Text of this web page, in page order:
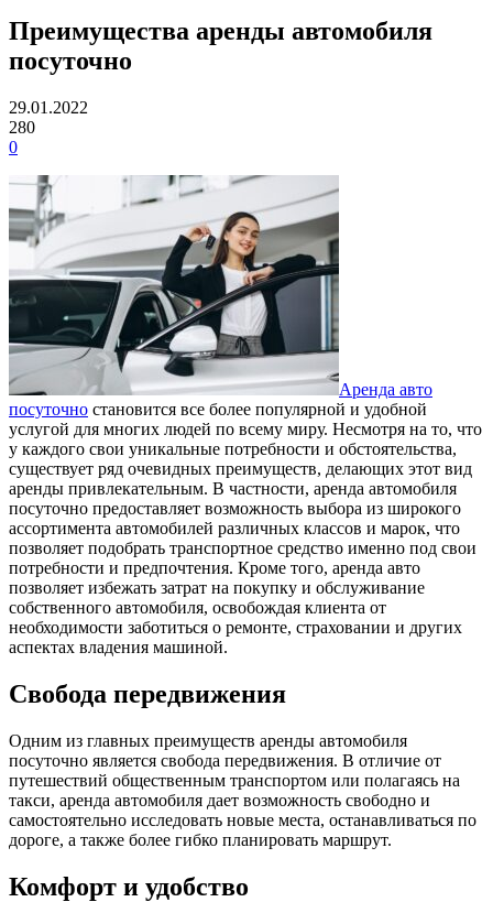
Преимущества аренды автомобиля
посуточно
29.01.2022
280
0
Аренда авто
посуточно становится все более популярной и удобной
услугой для многих людей по всему миру. Несмотря на то, что
у каждого свои уникальные потребности и обстоятельства,
существует ряд очевидных преимуществ, делающих этот вид
аренды привлекательным. В частности, аренда автомобиля
посуточно предоставляет возможность выбора из широкого
ассортимента автомобилей различных классов и марок, что
позволяет подобрать транспортное средство именно под свои
потребности и предпочтения. Кроме того, аренда авто
позволяет избежать затрат на покупку и обслуживание
собственного автомобиля, освобождая клиента от
необходимости заботиться о ремонте, страховании и других
аспектах владения машиной.
Свобода передвижения
Одним из главных преимуществ аренды автомобиля
посуточно является свобода передвижения. В отличие от
путешествий общественным транспортом или полагаясь на
такси, аренда автомобиля дает возможность свободно и
самостоятельно исследовать новые места, останавливаться по
дороге, а также более гибко планировать маршрут.
Комфорт и удобство